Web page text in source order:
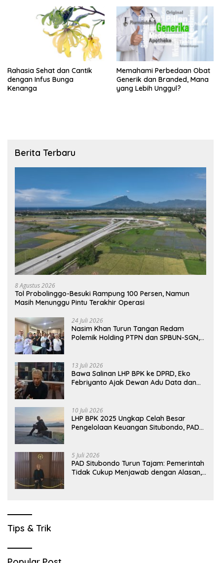
Rahasia Sehat dan Cantik
dengan Infus Bunga
Kenanga
Memahami Perbedaan Obat
Generik dan Branded, Mana
yang Lebih Unggul?
Berita Terbaru
8 Agustus 2026
Tol Probolinggo-Besuki Rampung 100 Persen, Namun
Masih Menunggu Pintu Terakhir Operasi
24 Juli 2026
Nasim Khan Turun Tangan Redam
Polemik Holding PTPN dan SPBUN-SGN,
13 Juli 2026
Bawa Salinan LHP BPK ke DPRD, Eko
Febriyanto Ajak Dewan Adu Data dan
10 Juli 2026
LHP BPK 2025 Ungkap Celah Besar
Pengelolaan Keuangan Situbondo, PAD
5 Juli 2026
PAD Situbondo Turun Tajam: Pemerintah
Tidak Cukup Menjawab dengan Alasan,
Tips & Trik